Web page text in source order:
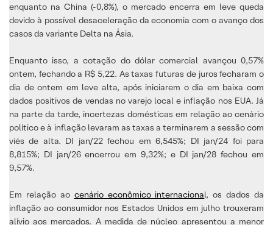
enquanto na China (-0,8%), o mercado encerra em leve queda
devido à possível desaceleração da economia com o avanço dos
casos da variante Delta na Ásia.
Enquanto isso, a cotação do dólar comercial avançou 0,57%
ontem, fechando a R$ 5,22. As taxas futuras de juros fecharam o
dia de ontem em leve alta, após iniciarem o dia em baixa com
dados positivos de vendas no varejo local e inflação nos EUA. Já
na parte da tarde, incertezas domésticas em relação ao cenário
político e à inflação levaram as taxas a terminarem a sessão com
viés de alta. DI jan/22 fechou em 6,545%; DI jan/24 foi para
8,815%; DI jan/26 encerrou em 9,32%; e DI jan/28 fechou em
9,57%.
Em relação ao cenário econômico internacional, os dados da
inflação ao consumidor nos Estados Unidos em julho trouxeram
alívio aos mercados. A medida de núcleo apresentou a menor